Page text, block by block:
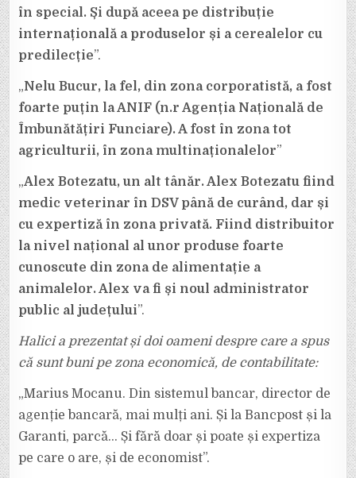
în special. Și după aceea pe distribuție
internațională a produselor și a cerealelor cu
predilecție”.
„Nelu Bucur, la fel, din zona corporatistă, a fost
foarte puțin la ANIF (n.r Agenția Națională de
Îmbunătățiri Funciare). A fost în zona tot
agriculturii, în zona multinaționalelor”
„Alex Botezatu, un alt tânăr. Alex Botezatu fiind
medic veterinar în DSV până de curând, dar și
cu expertiză în zona privată. Fiind distribuitor
la nivel național al unor produse foarte
cunoscute din zona de alimentație a
animalelor. Alex va fi și noul administrator
public al județului”.
Halici a prezentat și doi oameni despre care a spus
că sunt buni pe zona economică, de contabilitate:
„Marius Mocanu. Din sistemul bancar, director de
agenție bancară, mai mulți ani. Și la Bancpost și la
Garanti, parcă… Și fără doar și poate și expertiza
pe care o are, și de economist”.